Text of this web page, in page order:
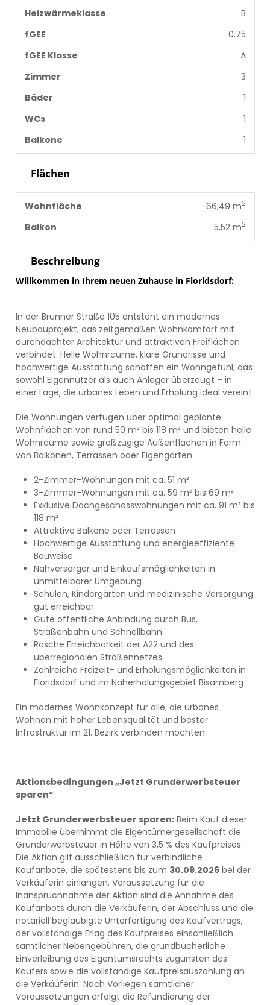
Beschreibung
Willkommen in Ihrem neuen Zuhause in Floridsdorf:
In der Brünner Straße 105 entsteht ein modernes
Neubauprojekt, das zeitgemäßen Wohnkomfort mit
durchdachter Architektur und attraktiven Freiflächen
verbindet. Helle Wohnräume, klare Grundrisse und
hochwertige Ausstattung schaffen ein Wohngefühl, das
sowohl Eigennutzer als auch Anleger überzeugt – in
einer Lage, die urbanes Leben und Erholung ideal vereint.
Die Wohnungen verfügen über optimal geplante
Wohnflächen von rund 50 m² bis 118 m² und bieten helle
Wohnräume sowie großzügige Außenflächen in Form
von Balkonen, Terrassen oder Eigengärten.
2-Zimmer-Wohnungen mit ca. 51 m²
3-Zimmer-Wohnungen mit ca. 59 m² bis 69 m²
Exklusive Dachgeschosswohnungen mit ca. 91 m² bis
118 m²
Attraktive Balkone oder Terrassen
Hochwertige Ausstattung und energieeffiziente
Bauweise
Nahversorger und Einkaufsmöglichkeiten in
unmittelbarer Umgebung
Schulen, Kindergärten und medizinische Versorgung
gut erreichbar
Gute öffentliche Anbindung durch Bus,
Straßenbahn und Schnellbahn
Rasche Erreichbarkeit der A22 und des
überregionalen Straßennetzes
Zahlreiche Freizeit- und Erholungsmöglichkeiten in
Floridsdorf und im Naherholungsgebiet Bisamberg
Ein modernes Wohnkonzept für alle, die urbanes
Wohnen mit hoher Lebensqualität und bester
Infrastruktur im 21. Bezirk verbinden möchten.
Aktionsbedingungen „Jetzt Grunderwerbsteuer
sparen“
Jetzt Grunderwerbsteuer sparen:Beim Kauf dieser
Immobilie übernimmt die Eigentümergesellschaft die
Grunderwerbsteuer in Höhe von 3,5 % des Kaufpreises.
Die Aktion gilt ausschließlich für verbindliche
Kaufanbote, die spätestens bis zum 30.09.2026bei der
Verkäuferin einlangen. Voraussetzung für die
Inanspruchnahme der Aktion sind die Annahme des
Kaufanbots durch die Verkäuferin, der Abschluss und die
notariell beglaubigte Unterfertigung des Kaufvertrags,
der vollständige Erlag des Kaufpreises einschließlich
sämtlicher Nebengebühren, die grundbücherliche
Einverleibung des Eigentumsrechts zugunsten des
Käufers sowie die vollständige Kaufpreisauszahlung an
die Verkäuferin. Nach Vorliegen sämtlicher
Voraussetzungen erfolgt die Refundierung der
Heizwärmeklasse
B
fGEE
0.75
fGEE Klasse
A
Zimmer
3
Bäder
1
WCs
1
Balkone
1
Flächen
Wohnfläche 66,49 m2
Balkon 5,52 m2